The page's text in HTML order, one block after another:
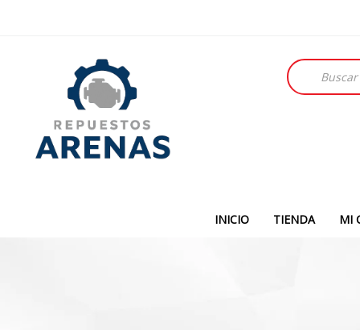
Búsqueda
de
productos
INICIO TIENDA MI